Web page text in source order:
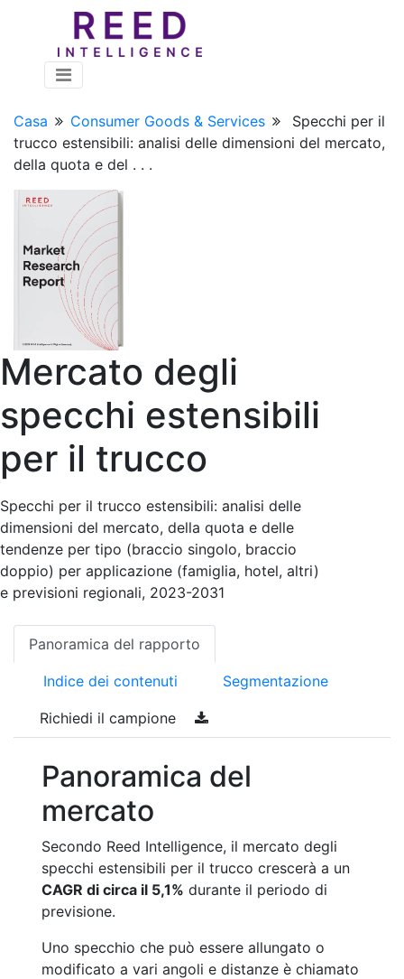
Casa Consumer Goods & Services
Specchi per il
trucco estensibili: analisi delle dimensioni del mercato,
della quota e del . . .
Mercato degli
specchi estensibili
per il trucco
Specchi per il trucco estensibili: analisi delle
dimensioni del mercato, della quota e delle
tendenze per tipo (braccio singolo, braccio
doppio) per applicazione (famiglia, hotel, altri)
e previsioni regionali, 2023-2031
Panoramica del rapporto
Indice dei contenuti Segmentazione
Richiedi il campione
Panoramica del
mercato
Secondo Reed Intelligence, il mercato degli
specchi estensibili per il trucco crescerà a un
CAGR di circa il 5,1% durante il periodo di
previsione.
Uno specchio che può essere allungato o
modificato a vari angoli e distanze è chiamato